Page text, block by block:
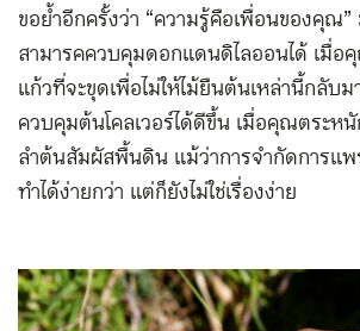
ขอย้ำอีกครั้งว่า “ความรู้คือเพื่อนของคุณ
สามารคควบคุมดอกแดนดิไลออนได้ เมื่อ
แก้วที่จะขุดเพื่อไม่ให้ไม้ยืนต้นเหล่านี้กลับ
ควบคุมต้นโคลเวอร์ได้ดีขึ้น เมื่อคุณตระห
ลำต้นสัมผัสพื้นดิน แม้ว่าการจำกัดการแพ
ทำได้ง่ายกว่า แต่ก็ยังไม่ใช่เรื่องง่าย